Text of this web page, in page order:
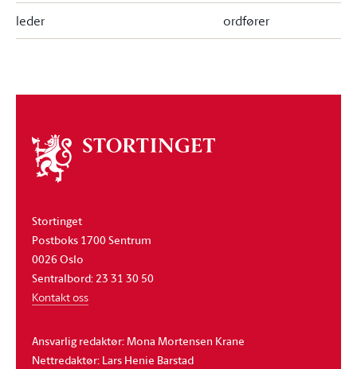
leder ordfører
Om
stortinget
Stortinget
Postboks 1700 Sentrum
0026 Oslo
Sentralbord: 23 31 30 50
Kontakt oss
Ansvarlig redaktør: Mona Mortensen Krane
Nettredaktør: Lars Henie Barstad